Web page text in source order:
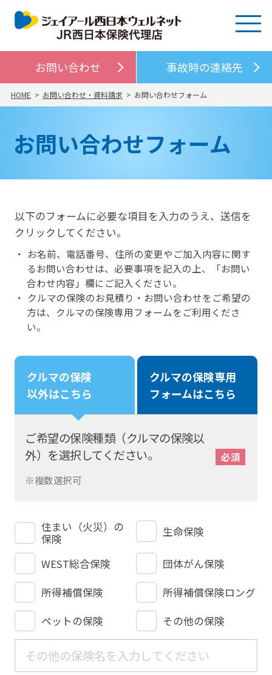
お問い合わせ 事故時の連絡先
HOME お問い合わせ・資料請求 お問い合わせフォーム
お問い合わせフォーム
以下のフォームに必要な項目を入力のうえ、送信を
クリックしてください。
お名前、電話番号、住所の変更やご加入内容に関す
るお問い合わせは、必要事項を記入の上、「お問い
合わせ内容」欄にご記入ください。
クルマの保険のお見積り・お問い合わせをご希望の
方は、クルマの保険専用フォームをご利用くださ
い。
クルマの保険
以外はこちら
クルマの保険専用
フォームはこちら
ご希望の保険種類（クルマの保険以
外） を選択してください。
※複数選択可
住まい（火災）の
保険
生命保険
WEST総合保険
団体がん保険
所得補償保険
所得補償保険ロング
ペットの保険
その他の保険